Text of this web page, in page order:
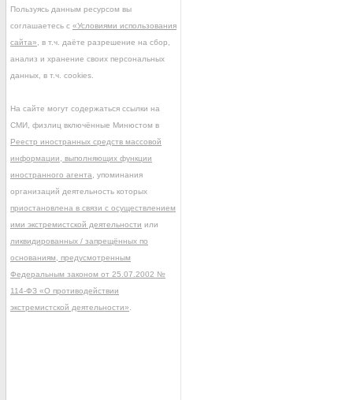
Пользуясь данным ресурсом вы
соглашаетесь с «Условиями использования
сайта» , в т.ч. даёте разрешение на сбор,
анализ и хранение своих персональных
данных, в т.ч. cookies.
На сайте могут содержаться ссылки на
СМИ, физлиц включённые Минюстом в
Реестр иностранных средств массовой
информации, выполняющих функции
иностранного агента , упоминания
организаций деятельность которых
приостановлена в связи с осуществлением
ими экстремистской деятельности или
ликвидированных / запрещённых по
основаниям, предусмотренным
Федеральным законом от 25.07.2002 №
114-ФЗ «О противодействии
экстремистской деятельности»